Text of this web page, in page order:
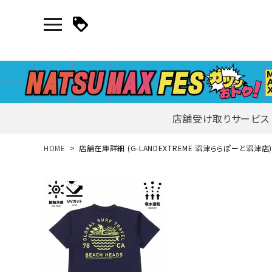
店舗受け取りサービス
新規会員登録｜ログイン
ご利用ガイド
search
HOME 店舗在庫詳細 (G-LANDEXTREME 沼津ららぽーと沼津店)